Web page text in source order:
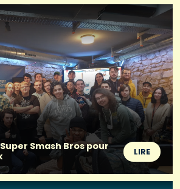
Smash Bros pour
LIRE